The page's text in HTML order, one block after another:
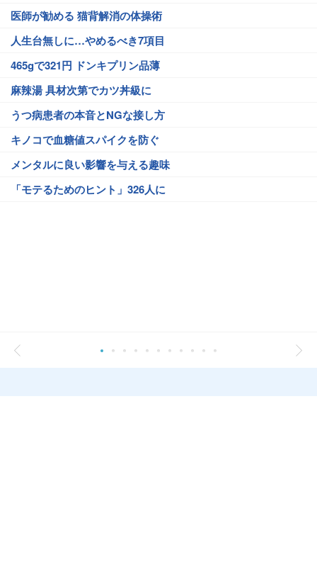
医師が勧める 猫背解消の体操術
人生台無しに…やめるべき7項目
465gで321円 ドンキプリン品薄
麻辣湯 具材次第でカツ丼級に
うつ病患者の本音とNGな接し方
キノコで血糖値スパイクを防ぐ
メンタルに良い影響を与える趣味
「モテるためのヒント」326人に